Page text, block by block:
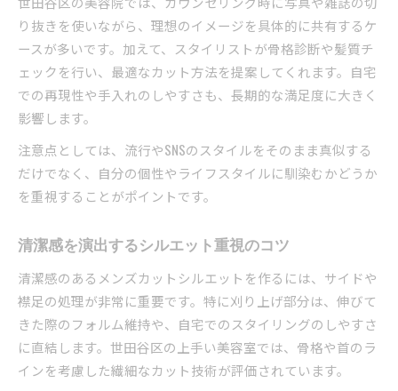
り抜きを使いながら、理想のイメージを具体的に共有するケ
ースが多いです。加えて、スタイリストが骨格診断や髪質チ
ェックを行い、最適なカット方法を提案してくれます。自宅
での再現性や手入れのしやすさも、長期的な満足度に大きく
影響します。
注意点としては、流行やSNSのスタイルをそのまま真似する
だけでなく、自分の個性やライフスタイルに馴染むかどうか
を重視することがポイントです。
清潔感を演出するシルエット重視のコツ
清潔感のあるメンズカットシルエットを作るには、サイドや
襟足の処理が非常に重要です。特に刈り上げ部分は、伸びて
きた際のフォルム維持や、自宅でのスタイリングのしやすさ
に直結します。世田谷区の上手い美容室では、骨格や首のラ
インを考慮した繊細なカット技術が評価されています。